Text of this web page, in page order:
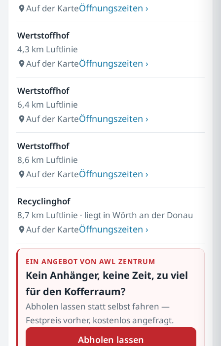
Auf der KarteÖffnungszeiten ›
Wertstoffhof
4,3 km Luftlinie
Auf der KarteÖffnungszeiten ›
Wertstoffhof
6,4 km Luftlinie
Auf der KarteÖffnungszeiten ›
Wertstoffhof
8,6 km Luftlinie
Auf der KarteÖffnungszeiten ›
Recyclinghof
8,7 km Luftlinie · liegt in Wörth an der Donau
Auf der KarteÖffnungszeiten ›
EIN ANGEBOT VON AWL ZENTRUM
Kein Anhänger, keine Zeit, zu viel
für den Kofferraum?
Abholen lassen statt selbst fahren —
Festpreis vorher, kostenlos angefragt.
Abholen lassen